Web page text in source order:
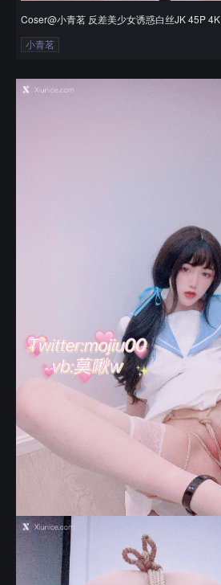
Coser@小青茗 反差美少女诱惑白丝JK 45P 4K
小青茗